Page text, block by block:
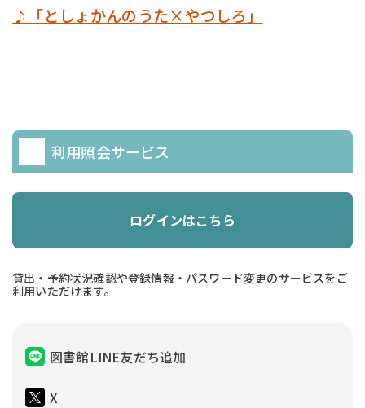
♪「としょかんのうた×やつしろ」
利用照会サービス
ログインはこちら
貸出・予約状況確認や登録情報・パスワード変更のサービスをご
利用いただけます。
図書館LINE友だち追加
X